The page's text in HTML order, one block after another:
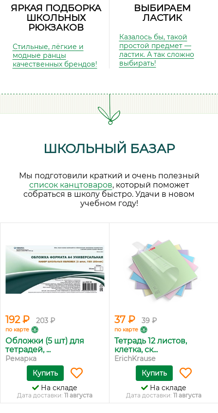
ЯРКАЯ ПОДБОРКА
ШКОЛЬНЫХ
РЮКЗАКОВ
Стильные, лёгкие и
модные ранцы
качественных брендов!
ВЫБИРАЕМ
ЛАСТИК
Казалось бы, такой
простой предмет —
ластик. А так сложно
выбирать!
ШКОЛЬНЫЙ БАЗАР
Мы подготовили краткий и очень полезный
список канцтоваров, который поможет
собраться в школу быстро. Удачи в новом
учебном году!
192 ₽ 203 ₽
по карте
Обложки (5 шт) для
тетрадей, ...
Ремарка
Купить
На складе
Дата доставки: 11 августа
37 ₽ 39 ₽
по карте
Тетрадь 12 листов,
клетка, ск...
ErichKrause
Купить
На складе
Дата доставки: 11 августа